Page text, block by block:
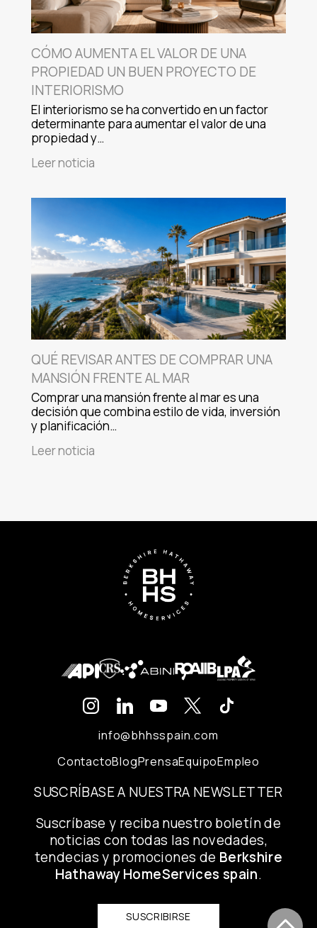
CÓMO AUMENTA EL VALOR DE UNA
PROPIEDAD UN BUEN PROYECTO DE
INTERIORISMO
El interiorismo se ha convertido en un factor
determinante para aumentar el valor de una
propiedad y…
Leer noticia
QUÉ REVISAR ANTES DE COMPRAR UNA
MANSIÓN FRENTE AL MAR
Comprar una mansión frente al mar es una
decisión que combina estilo de vida, inversión
y planificación…
Leer noticia
info@bhhsspain.com
ContactoBlogPrensaEquipoEmpleo
SUSCRÍBASE A NUESTRA NEWSLETTER
Suscríbase y reciba nuestro boletín de
noticias con todas las novedades,
tendecias y promociones de Berkshire
Hathaway HomeServices spain.
SUSCRIBIRSE